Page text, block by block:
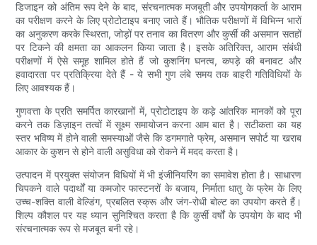
डिजाइन को अंतिम रूप देने के बाद, संरचनात्मक मजबूती और उपयोगकर्ता के आराम
का परीक्षण करने के लिए प्रोटोटाइप बनाए जाते हैं। भौतिक परीक्षणों में विभिन्न भारों
का अनुकरण करके स्थिरता, जोड़ों पर तनाव का वितरण और कुर्सी की असमान सतहों
पर टिकने की क्षमता का आकलन किया जाता है। इसके अतिरिक्त, आराम संबंधी
परीक्षणों में ऐसे समूह शामिल होते हैं जो कुशनिंग घनत्व, कपड़े की बनावट और
हवादारता पर प्रतिक्रिया देते हैं - ये सभी गुण लंबे समय तक बाहरी गतिविधियों के
लिए आवश्यक हैं।
गुणवत्ता के प्रति समर्पित कारखानों में, प्रोटोटाइप के कड़े आंतरिक मानकों को पूरा
करने तक डिज़ाइन तत्वों में सूक्ष्म समायोजन करना आम बात है। सटीकता का यह
स्तर भविष्य में होने वाली समस्याओं जैसे कि डगमगाते फ्रेम, असमान सपोर्ट या खराब
आकार के कुशन से होने वाली असुविधा को रोकने में मदद करता है।
उत्पादन में प्रयुक्त संयोजन विधियों में भी इंजीनियरिंग का समावेश होता है। साधारण
चिपकने वाले पदार्थों या कमजोर फास्टनरों के बजाय, निर्माता धातु के फ्रेम के लिए
उच्च-शक्ति वाली वेल्डिंग, प्रबलित स्क्रू और जंग-रोधी बोल्ट का उपयोग करते हैं।
शिल्प कौशल पर यह ध्यान सुनिश्चित करता है कि कुर्सी वर्षों के उपयोग के बाद भी
संरचनात्मक रूप से मजबूत बनी रहे।